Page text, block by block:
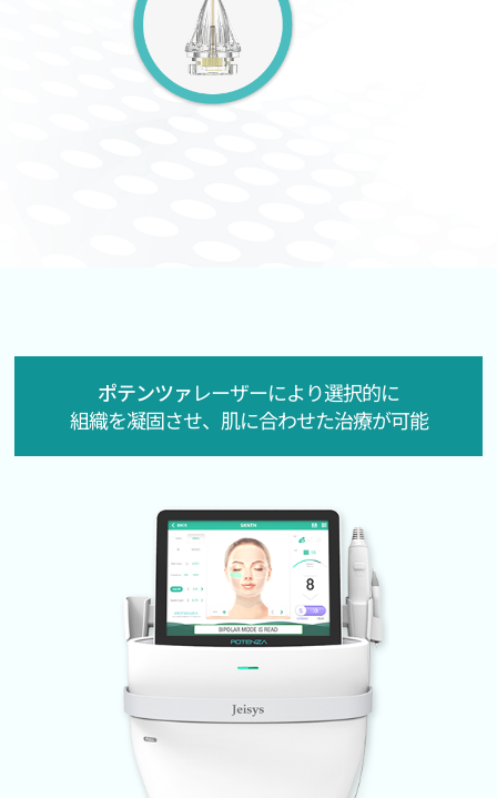
ポテンツァレーザーにより選択的に
組織を凝固させ、肌に合わせた治療が可能